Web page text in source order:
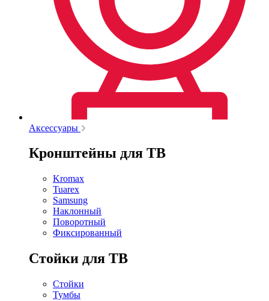
Аксессуары
Кронштейны для ТВ
Kromax
Tuarex
Samsung
Наклонный
Поворотный
Фиксированный
Стойки для ТВ
Стойки
Тумбы